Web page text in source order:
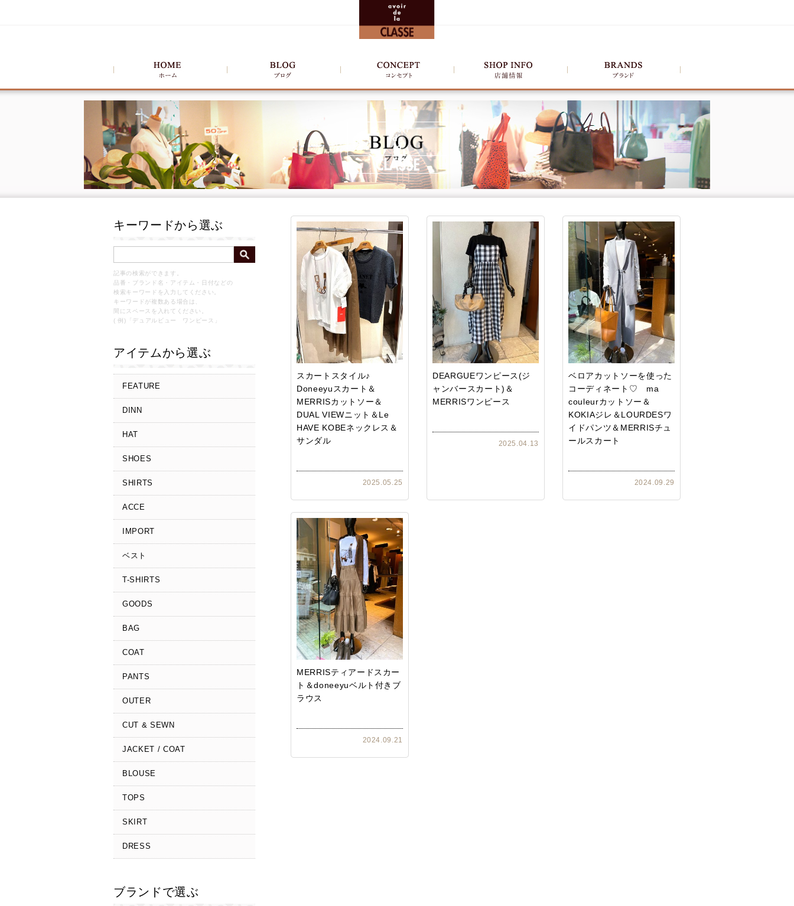
キーワードから選ぶ
記事の検索ができます。
品番・ブランド名・アイテム・日付などの
検索キーワードを入力してください。
キーワードが複数ある場合は、
間にスペースを入れてください。
( 例)「デュアルビュー ワンピース」
アイテムから選ぶ
FEATURE
DINN
HAT
SHOES
SHIRTS
ACCE
IMPORT
ベスト
T-SHIRTS
GOODS
BAG
COAT
PANTS
OUTER
CUT & SEWN
JACKET / COAT
BLOUSE
TOPS
SKIRT
DRESS
ブランドで選ぶ
スカートスタイル♪
Doneeyuスカート＆
MERRISカットソー＆
DUAL VIEWニット＆Le
HAVE KOBEネックレス＆
サンダル
2025.05.25
DEARGUEワンピース(ジ
ャンバースカート)＆
MERRISワンピース
2025.04.13
ベロアカットソーを使った
コーディネート♡ ma
couleurカットソー＆
KOKIAジレ＆LOURDESワ
イドパンツ＆MERRISチュ
ールスカート
2024.09.29
MERRISティアードスカー
ト＆doneeyuベルト付きブ
ラウス
2024.09.21